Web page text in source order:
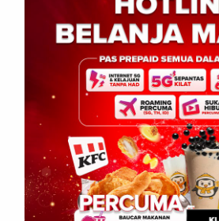
Leave a Reply
Your email address will not be published.
Comment